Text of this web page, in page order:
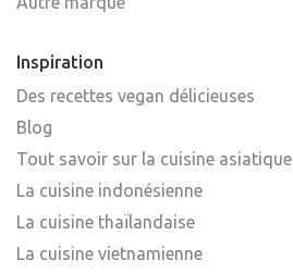
Inspiration
Des recettes vegan délicieuses
Blog
Tout savoir sur la cuisine asiatique
La cuisine indonésienne
La cuisine thaïlandaise
La cuisine vietnamienne